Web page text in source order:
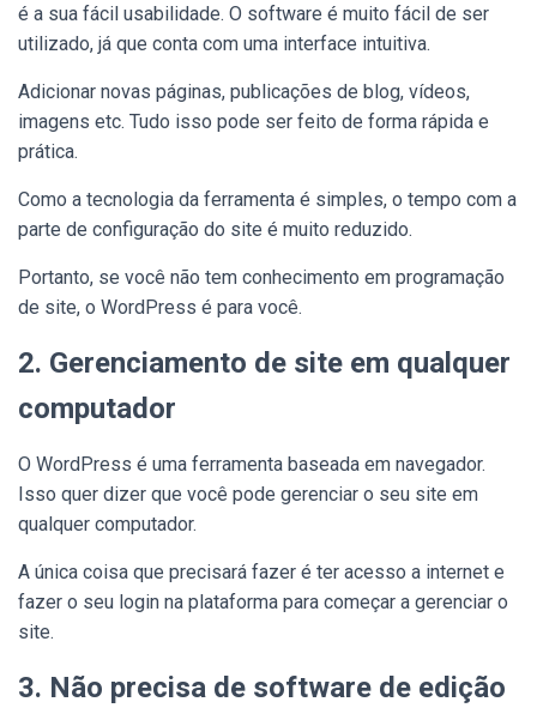
é a sua fácil usabilidade. O software é muito fácil de ser
utilizado, já que conta com uma interface intuitiva.
Adicionar novas páginas, publicações de blog, vídeos,
imagens etc. Tudo isso pode ser feito de forma rápida e
prática.
Como a tecnologia da ferramenta é simples, o tempo com a
parte de configuração do site é muito reduzido.
Portanto, se você não tem conhecimento em programação
de site, o WordPress é para você.
2. Gerenciamento de site em qualquer
computador
O WordPress é uma ferramenta baseada em navegador.
Isso quer dizer que você pode gerenciar o seu site em
qualquer computador.
A única coisa que precisará fazer é ter acesso a internet e
fazer o seu login na plataforma para começar a gerenciar o
site.
3. Não precisa de software de edição